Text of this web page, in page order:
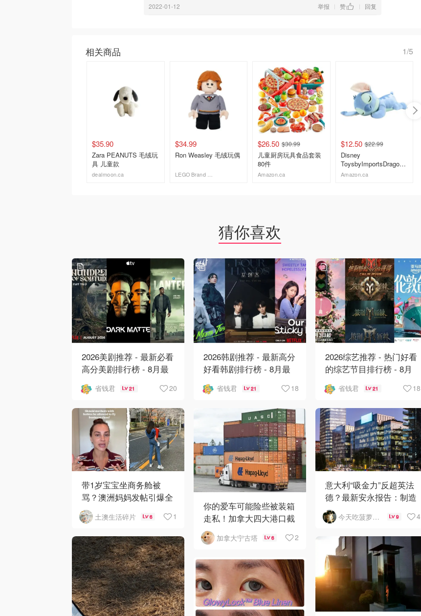
2022-01-12 举报 | 赞 | 回复
相关商品 1/5
$35.90
Zara PEANUTS 毛绒玩
具 儿童款
dealmoon.ca
$34.99
Ron Weasley 毛绒玩偶
$26.50 $30.99
儿童厨房玩具食品套装
80件
Amazon.ca
$12.50 $22.99
Disney
ToysbyImportsDragon
Stitch 睡觉毛绒玩具 9
Amazon.ca
猜你喜欢
2026美剧推荐 - 最新必看
高分美剧排行榜 - 8月最
回归！
省钱君 21 20
2026韩剧推荐 - 最新高分
好看韩剧排行榜 - 8月最
爱 》上线❣️
省钱君 21 18
2026综艺推荐 - 热门好看
的综艺节目排行榜 - 8月
归啦省钱君 21 18
带1岁宝宝坐商务舱被
骂？澳洲妈妈发帖引爆全
网争议
土澳生活碎片 6 1
你的爱车可能险些被装箱
走私！加拿大四大港口截
获近400辆豪车
加拿大宁古塔 6 2
意大利“吸金力”反超英法
德？最新安永报告：制造
业与AI成投资新宠！
今天吃菠萝披萨了吗 9 4